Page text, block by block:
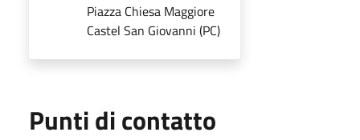
Piazza Chiesa Maggiore
Castel San Giovanni (PC)
Punti di contatto